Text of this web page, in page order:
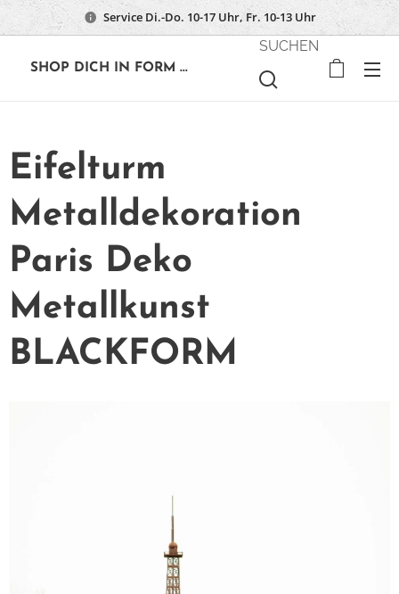
Service Di.-Do. 10-17 Uhr, Fr. 10-13 Uhr
SHOP DICH IN FORM ...
SUCHEN
Eifelturm
Metalldekoration
Paris Deko
Metallkunst
BLACKFORM